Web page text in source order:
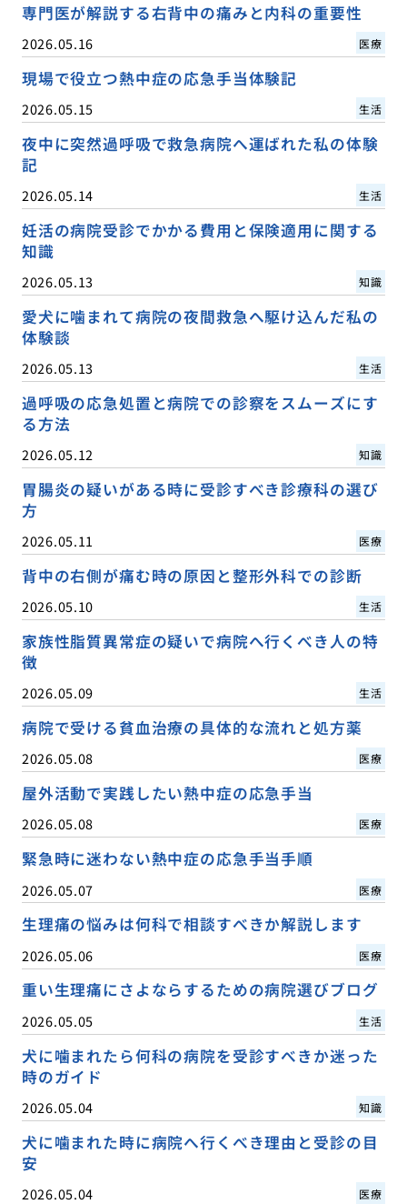
専門医が解説する右背中の痛みと内科の重要性
2026.05.16 医療
現場で役立つ熱中症の応急手当体験記
2026.05.15 生活
夜中に突然過呼吸で救急病院へ運ばれた私の体験
記
2026.05.14 生活
妊活の病院受診でかかる費用と保険適用に関する
知識
2026.05.13 知識
愛犬に噛まれて病院の夜間救急へ駆け込んだ私の
体験談
2026.05.13 生活
過呼吸の応急処置と病院での診察をスムーズにす
る方法
2026.05.12 知識
胃腸炎の疑いがある時に受診すべき診療科の選び
方
2026.05.11 医療
背中の右側が痛む時の原因と整形外科での診断
2026.05.10 生活
家族性脂質異常症の疑いで病院へ行くべき人の特
徴
2026.05.09 生活
病院で受ける貧血治療の具体的な流れと処方薬
2026.05.08 医療
屋外活動で実践したい熱中症の応急手当
2026.05.08 医療
緊急時に迷わない熱中症の応急手当手順
2026.05.07 医療
生理痛の悩みは何科で相談すべきか解説します
2026.05.06 医療
重い生理痛にさよならするための病院選びブログ
2026.05.05 生活
犬に噛まれたら何科の病院を受診すべきか迷った
時のガイド
2026.05.04 知識
犬に噛まれた時に病院へ行くべき理由と受診の目
安
2026.05.04 医療